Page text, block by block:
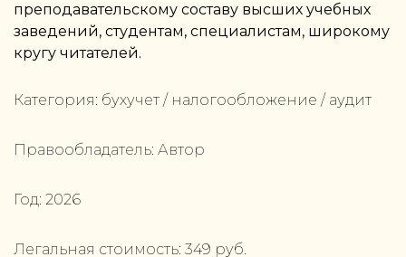
преподавательскому составу высших учебных
заведений, студентам, специалистам, широкому
кругу читателей.
Категория: бухучет / налогообложение / аудит
Правообладатель: Автор
Год: 2026
Легальная стоимость: 349 руб.